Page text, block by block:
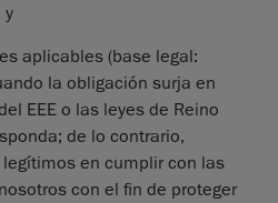
y
aplicables (base legal:
la obligación surja en
EEE o las leyes de Reino
de lo contrario,
en cumplir con las
con el fin de proteger